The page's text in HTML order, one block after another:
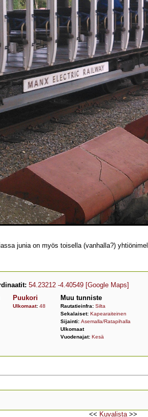
junia on myös toisella (vanhalla?)
54.23212 -4.40549 [Google Maps]
Puukori
Ulkomaat: 48
Muu tunniste
Rautatieinfra: Silta
Sekalaiset: Kapearaiteinen
Sijainti: Asemalla/Ratapihalla
Ulkomaat
Vuodenajat: Kesä
<< Kuvalista >>